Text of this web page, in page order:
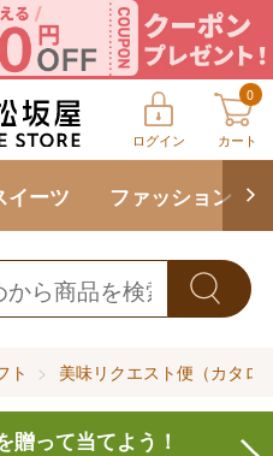
ログイン
0
カート
イーツ ファッション
ト 美味リクエスト便（カタロ
贈って当てよう！